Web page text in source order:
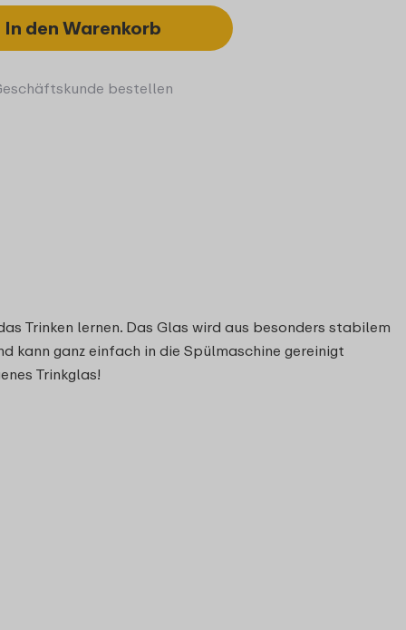
In den Warenkorb
bestellen
Trinken lernen. Das Glas wird aus besonders stabilem
ganz einfach in die Spülmaschine gereinigt
Trinkglas!